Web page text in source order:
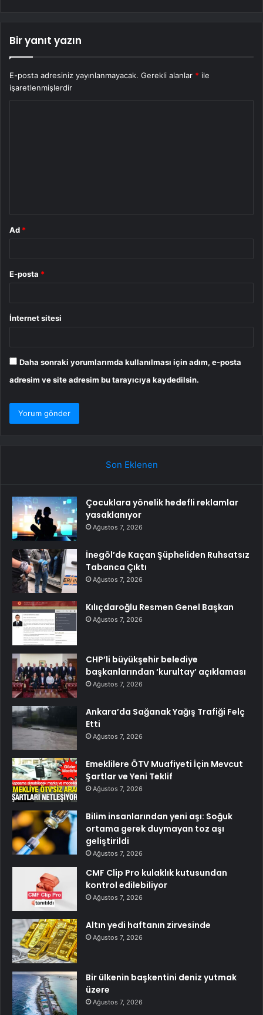
Bir yanıt yazın
E-posta adresiniz yayınlanmayacak. Gerekli alanlar * ile
işaretlenmişlerdir
Ad *
E-posta *
İnternet sitesi
Daha sonraki yorumlarımda kullanılması için adım, e-posta
adresim ve site adresim bu tarayıcıya kaydedilsin.
Son Eklenen
Çocuklara yönelik hedefli reklamlar
yasaklanıyor
Ağustos 7, 2026
İnegöl’de Kaçan Şüpheliden Ruhsatsız
Tabanca Çıktı
Ağustos 7, 2026
Kılıçdaroğlu Resmen Genel Başkan
Ağustos 7, 2026
CHP’li büyükşehir belediye
başkanlarından ‘kurultay’ açıklaması
Ağustos 7, 2026
Ankara’da Sağanak Yağış Trafiği Felç
Etti
Ağustos 7, 2026
Emeklilere ÖTV Muafiyeti İçin Mevcut
Şartlar ve Yeni Teklif
Ağustos 7, 2026
Bilim insanlarından yeni aşı: Soğuk
ortama gerek duymayan toz aşı
geliştirildi
Ağustos 7, 2026
CMF Clip Pro kulaklık kutusundan
kontrol edilebiliyor
Ağustos 7, 2026
Altın yedi haftanın zirvesinde
Ağustos 7, 2026
Bir ülkenin başkentini deniz yutmak
üzere
Ağustos 7, 2026